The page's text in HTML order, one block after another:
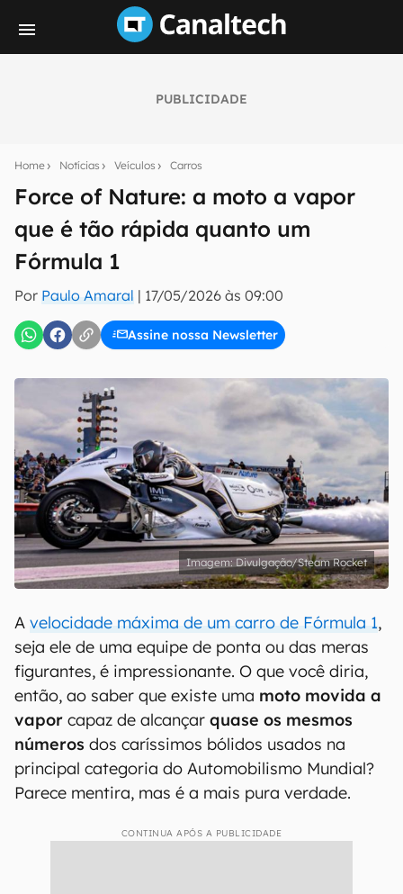
PUBLICIDADE
Home Notícias Veículos Carros
Force of Nature: a moto a vapor
que é tão rápida quanto um
Fórmula 1
Por Paulo Amaral | 17/05/2026 às 09:00
Assine nossa Newsletter
notícias e reviews sobre tecnologia em primeira
E-mail
inscreva-se
Uso e Política de Privacidade do Canaltech.
Divulgação/Steam Rocket
A velocidade máxima de um carro de Fórmula 1,
seja ele de uma equipe de ponta ou das meras
figurantes, é impressionante. O que você diria,
então, ao saber que existe uma moto movida a
vapor capaz de alcançar quase os mesmos
números dos caríssimos bólidos usados na
principal categoria do Automobilismo Mundial?
Parece mentira, mas é a mais pura verdade.
CONTINUA APÓS A PUBLICIDADE